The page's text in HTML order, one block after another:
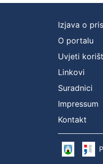
Izjava o
O portalu
Uvjeti
Linkovi
Suradnici
Impressum
Kontakt